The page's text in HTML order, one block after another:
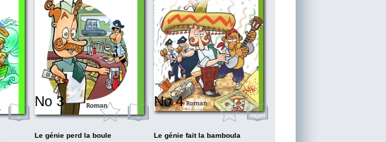
No 3
Le génie perd la boule
No 4
Le génie fait la bamboula